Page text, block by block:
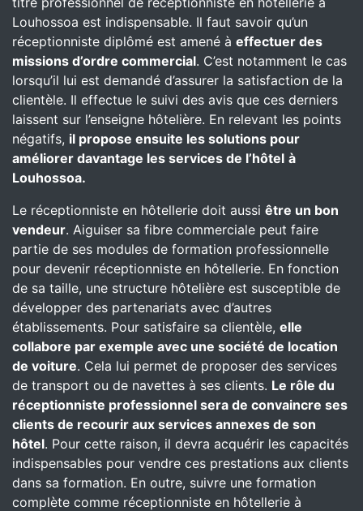
Louhossoa est indispensable. Il faut savoir qu’un
réceptionniste diplômé est amené à effectuer des
missions d’ordre commercial. C’est notamment le cas
lorsqu’il lui est demandé d’assurer la satisfaction de la
clientèle. Il effectue le suivi des avis que ces derniers
laissent sur l’enseigne hôtelière. En relevant les points
négatifs, il propose ensuite les solutions pour
améliorer davantage les services de l’hôtel à
Louhossoa.
Le réceptionniste en hôtellerie doit aussi être un bon
vendeur. Aiguiser sa fibre commerciale peut faire
partie de ses modules de formation professionnelle
pour devenir réceptionniste en hôtellerie. En fonction
de sa taille, une structure hôtelière est susceptible de
développer des partenariats avec d’autres
établissements. Pour satisfaire sa clientèle, elle
collabore par exemple avec une société de location
de voiture. Cela lui permet de proposer des services
de transport ou de navettes à ses clients. Le rôle du
réceptionniste professionnel sera de convaincre ses
clients de recourir aux services annexes de son
hôtel. Pour cette raison, il devra acquérir les capacités
indispensables pour vendre ces prestations aux clients
dans sa formation. En outre, suivre une formation
complète comme réceptionniste en hôtellerie à